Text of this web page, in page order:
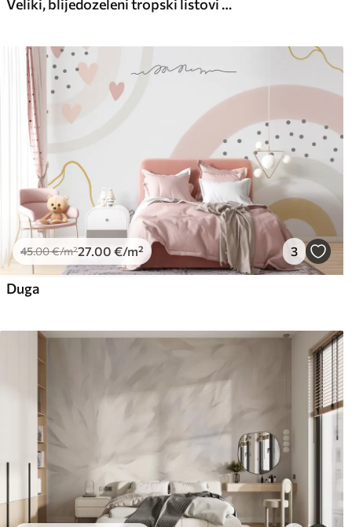
Veliki, blijedozeleni tropski listovi s mekim, pastelnim bojama, teksturirana umjetnost
45.00€/m²27.00 €/m² 3
Duga